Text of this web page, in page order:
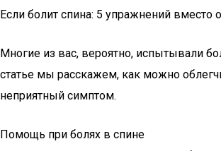
Если болит спина: 5 упражнений
Многие из вас, вероятно, испытывали
статье мы расскажем, как можно
неприятный симптом.
Помощь при болях в спине